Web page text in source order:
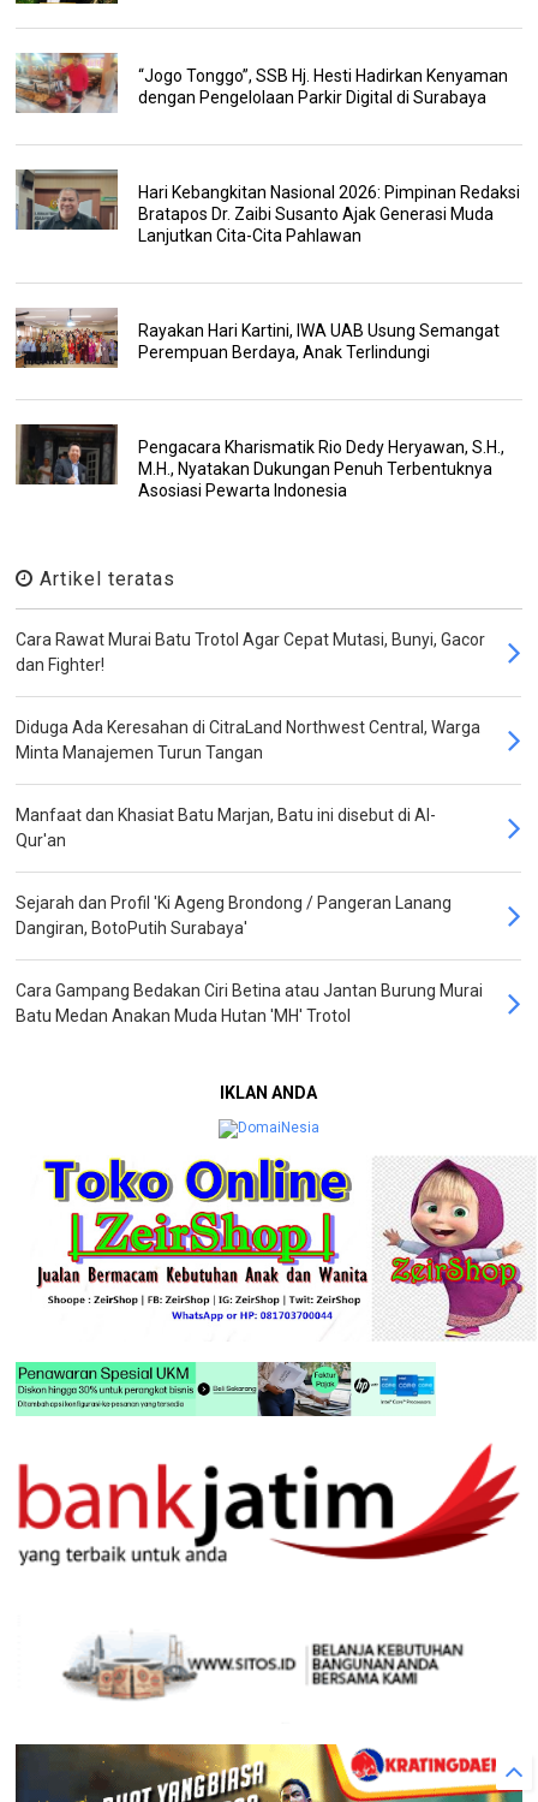
“Jogo Tonggo”, SSB Hj. Hesti Hadirkan Kenyaman
dengan Pengelolaan Parkir Digital di Surabaya
Hari Kebangkitan Nasional 2026: Pimpinan Redaksi
Bratapos Dr. Zaibi Susanto Ajak Generasi Muda
Lanjutkan Cita-Cita Pahlawan
Rayakan Hari Kartini, IWA UAB Usung Semangat
Perempuan Berdaya, Anak Terlindungi
Pengacara Kharismatik Rio Dedy Heryawan, S.H.,
M.H., Nyatakan Dukungan Penuh Terbentuknya
Asosiasi Pewarta Indonesia
Artikel teratas
Cara Rawat Murai Batu Trotol Agar Cepat Mutasi, Bunyi, Gacor
dan Fighter!
Diduga Ada Keresahan di CitraLand Northwest Central, Warga
Minta Manajemen Turun Tangan
Manfaat dan Khasiat Batu Marjan, Batu ini disebut di Al-
Qur'an
Sejarah dan Profil 'Ki Ageng Brondong / Pangeran Lanang
Dangiran, BotoPutih Surabaya'
Cara Gampang Bedakan Ciri Betina atau Jantan Burung Murai
Batu Medan Anakan Muda Hutan 'MH' Trotol
IKLAN ANDA